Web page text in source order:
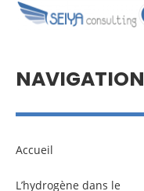
NAVIGATION
Accueil
L’hydrogène dans le